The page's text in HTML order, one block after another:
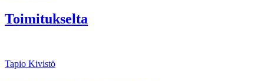
Toimitukselta
Tapio Kivistö